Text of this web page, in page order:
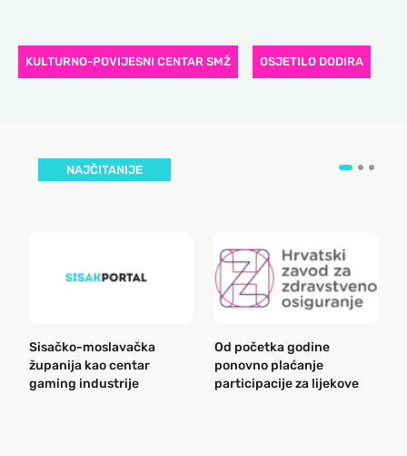
KULTURNO-POVIJESNI CENTAR SMŽ OSJETILO DODIRA
NAJČITANIJE
Sisačko-moslavačka
županija kao centar
gaming industrije
Od početka godine
ponovno plaćanje
participacije za lijekove